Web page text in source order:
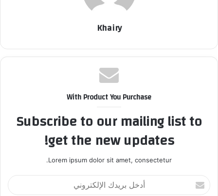
Khairy
With Product You Purchase
Subscribe to our mailing list to
get the new updates!
Lorem ipsum dolor sit amet, consectetur.
أ
د